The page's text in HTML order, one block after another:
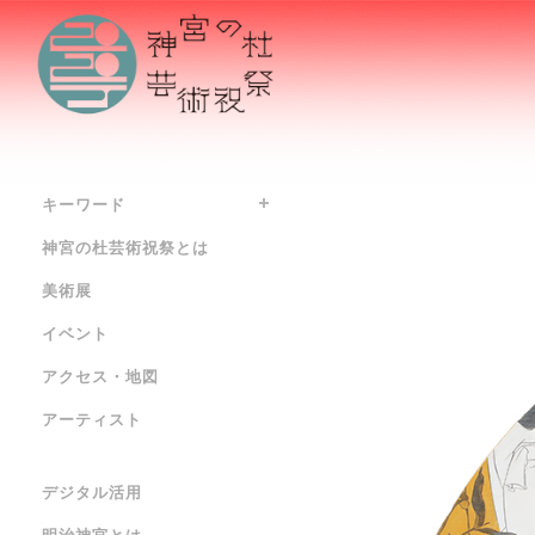
キーワード
神宮の杜芸術祝祭とは
美術展
イベント
アクセス・地図
アーティスト
デジタル活用